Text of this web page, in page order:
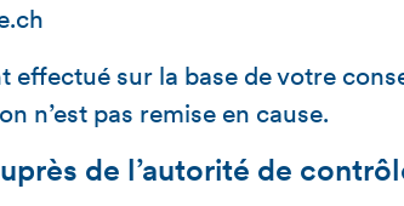
effectué sur la base de votre
n’est pas remise en cause.
de l’autorité de